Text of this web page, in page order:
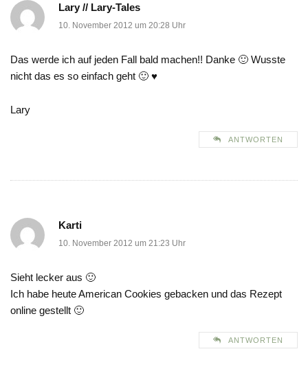
Lary // Lary-Tales
10. November 2012 um 20:28 Uhr
Das werde ich auf jeden Fall bald machen!! Danke 🙂 Wusste
nicht das es so einfach geht 🙂 ♥
Lary
ANTWORTEN
Karti
10. November 2012 um 21:23 Uhr
Sieht lecker aus 🙂
Ich habe heute American Cookies gebacken und das Rezept
online gestellt 🙂
ANTWORTEN